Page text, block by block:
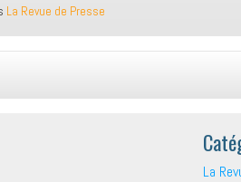
La Revue de Presse
La